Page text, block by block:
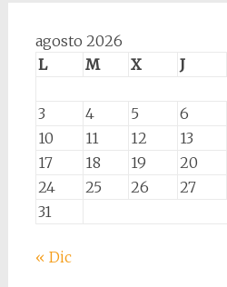
agosto 2026
L
M X J
3
4 5 6
10
11 12 13
17
18 19 20
24
25 26 27
31
« Dic